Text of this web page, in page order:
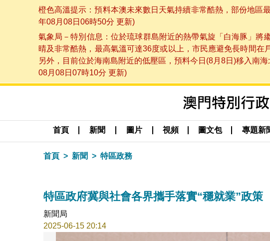
橙色高溫提示：預料本澳未來數日天氣持續非常酷熱，部份地區
年08月08日06時50分 更新)
氣象局－特別信息：位於琉球群島附近的熱帶氣旋「白海豚」
晴及非常酷熱，最高氣溫可達36度或以上，市民應避免長時間在
另外，目前位於海南島附近的低壓區，預料今日(8月8日)移入南
08月08日07時10分 更新)
首頁 新聞 圖片 視頻 圖文包 專題新
首頁 新聞 特區政務
特區政府冀與社會各界攜手落實“穩就業”政策
新聞局
2025-06-15 20:14